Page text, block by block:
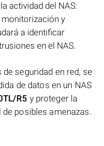
actividad del NAS:
y
a identificar
en el NAS.
seguridad en red, se
de datos en un NAS
R5 y proteger la
posibles amenazas.